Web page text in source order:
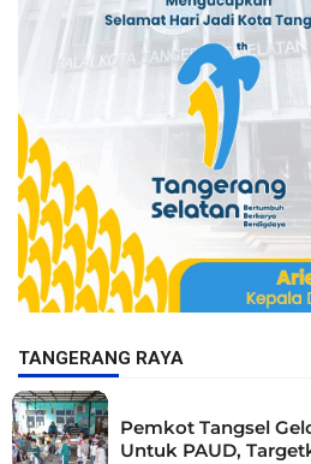
TANGERANG RAYA
Pemkot Tangsel
Untuk PAUD,